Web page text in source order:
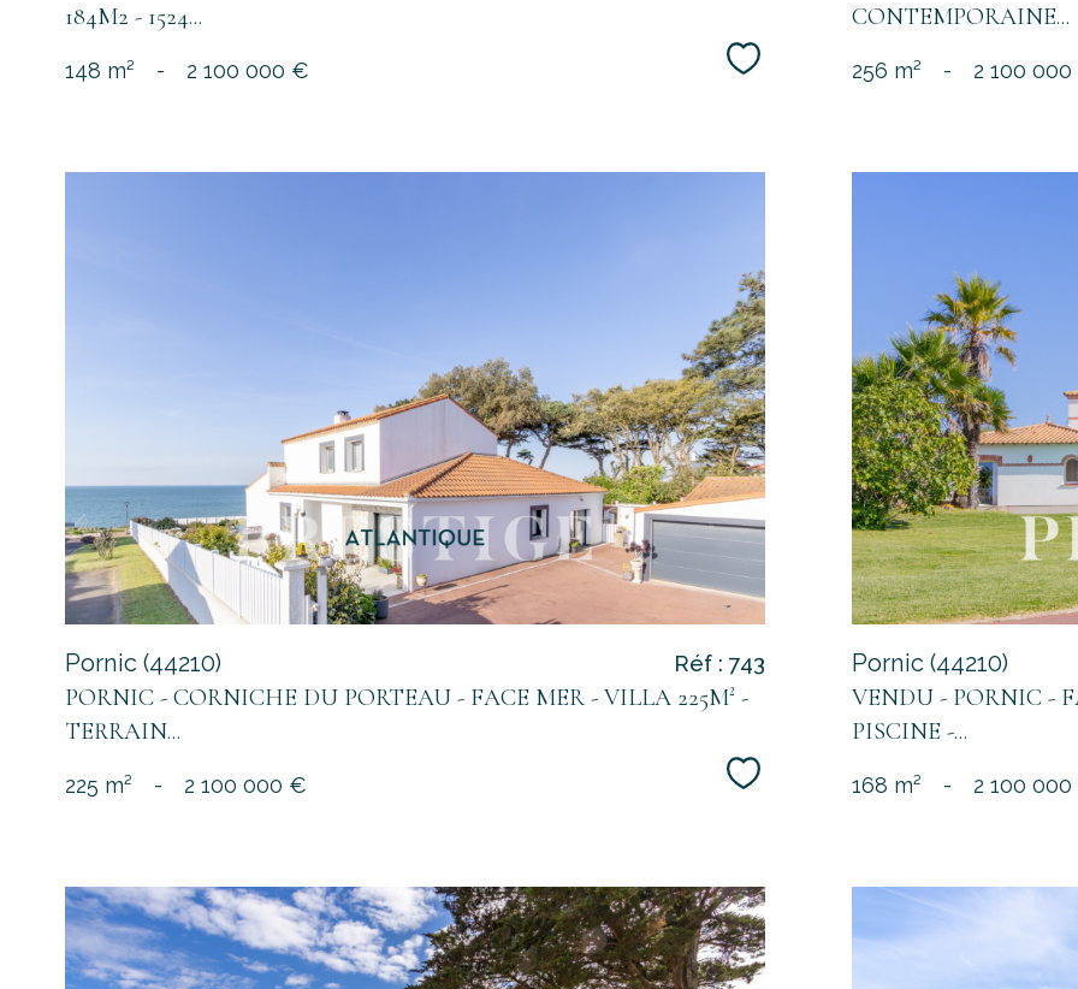
184M2 - 1524...
148 m² - 2 100 000 € Sélectionner
CONTEMPORAINE...
256 m² - 2 100
voir le
bien
Pornic (44210)
PORNIC - CORNICHE DU PORTEAU - FACE MER - VILLA 225M² -
TERRAIN...
Réf : 743
225 m² - 2 100 000 € Sélectionner
Pornic (44210)
VENDU - PORNIC -
PISCINE -...
168 m² - 2 100